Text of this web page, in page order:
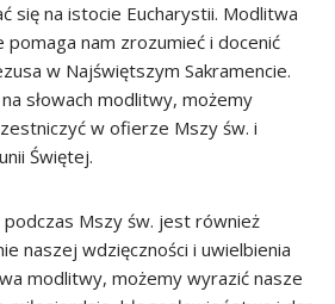
się na istocie Eucharystii. Modlitwa
nam zrozumieć i docenić
w Najświętszym Sakramencie.
słowach modlitwy, możemy
w ofierze Mszy św. i
Świętej.
Mszy św. jest również
naszej wdzięczności i uwielbienia
modlitwy, możemy wyrazić nasze